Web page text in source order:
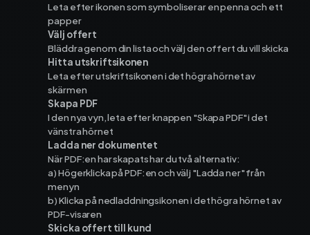
Funktioner
Leta efter ikonen som symboliserar en penna och ett
papper
Välj offert
Bläddra genom din lista och välj den offert du vill skicka
Hitta utskriftsikonen
Leta efter utskriftsikonen i det högra hörnet av
skärmen
Skapa PDF
I den nya vyn, leta efter knappen "Skapa PDF" i det
vänstra hörnet
Ladda ner dokumentet
När PDF:en har skapats har du två alternativ:
a) Högerklicka på PDF:en och välj "Ladda ner" från
menyn
b) Klicka på nedladdningsikonen i det högra hörnet av
PDF-visaren
Skicka offert till kund